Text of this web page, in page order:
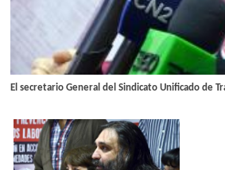
El secretario General del Sindicato Unificado de